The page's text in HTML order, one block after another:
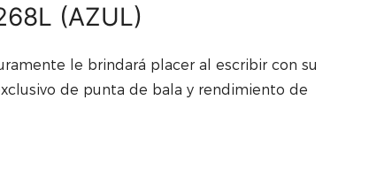
(AZUL)
le brindará placer al escribir con su
de punta de bala y rendimiento de